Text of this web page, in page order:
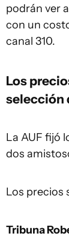
podrán ver
con un
canal 310.
Los
selección
La AUF fijó
dos
Los precios
Tribuna